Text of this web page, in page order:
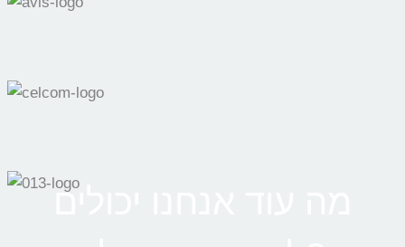
מה עוד אנחנו יכולים